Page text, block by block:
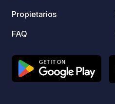
Propietarios
FAQ